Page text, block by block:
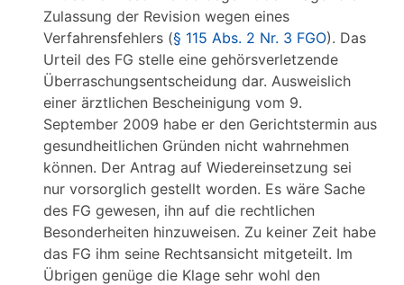
Zulassung der Revision wegen eines
Verfahrensfehlers (§ 115 Abs. 2 Nr. 3 FGO). Das
Urteil des FG stelle eine gehörsverletzende
Überraschungsentscheidung dar. Ausweislich
einer ärztlichen Bescheinigung vom 9.
September 2009 habe er den Gerichtstermin aus
gesundheitlichen Gründen nicht wahrnehmen
können. Der Antrag auf Wiedereinsetzung sei
nur vorsorglich gestellt worden. Es wäre Sache
des FG gewesen, ihn auf die rechtlichen
Besonderheiten hinzuweisen. Zu keiner Zeit habe
das FG ihm seine Rechtsansicht mitgeteilt. Im
Übrigen genüge die Klage sehr wohl den